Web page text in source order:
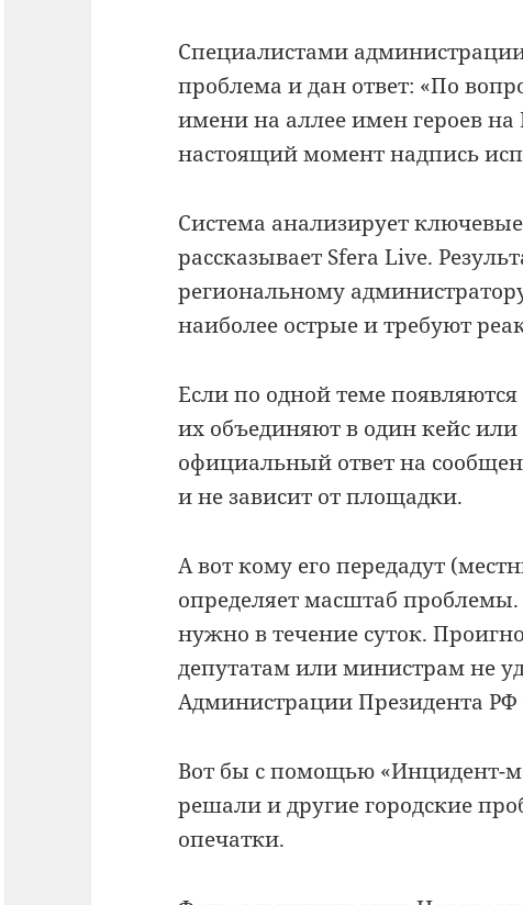
Специалистами
проблема и дан ответ: «По
имени на аллее имен героев
настоящий момент надпись
Система анализирует ключевые
рассказывает Sfera Live.
региональному
наиболее острые и требуют
Если по одной теме
их объединяют в один кейс
официальный ответ на
и не зависит от площадки.
А вот кому его передадут
определяет масштаб
нужно в течение суток.
депутатам или министрам не
Администрации Президента РФ
Вот бы с помощью «Инцидент-
решали и другие городские
опечатки.